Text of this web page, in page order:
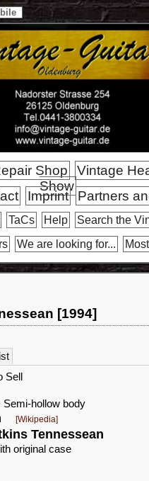
Shop
Vintage
Show
Imprint Partners
TaCs Help
Search the
We are looking for...
[1994]
Sell
Semi-hollow body
[Wikipedia]
Tennessean
original case